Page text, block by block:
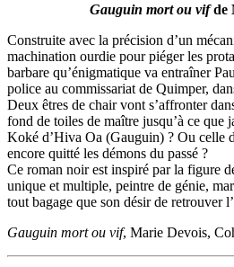
Gauguin mort ou vifde
Construite avec la précision d’un
machination ourdie pour piéger les
barbare qu’énigmatique va entraîner
police au commissariat de Quimper,
Deux êtres de chair vont s’affronter
fond de toiles de maître jusqu’à ce que
Koké d’Hiva Oa (Gauguin) ? Ou celle
encore quitté les démons du passé ?
Ce roman noir est inspiré par la figure
unique et multiple, peintre de génie,
tout bagage que son désir de retrouver
Gauguin mort ou vif, Marie Devois,